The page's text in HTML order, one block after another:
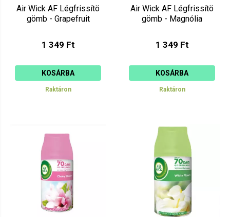
Air Wick AF Légfrissítö
gömb - Grapefruit
1 349 Ft
KOSÁRBA
Raktáron
Air Wick AF Légfrissítö
gömb - Magnólia
1 349 Ft
KOSÁRBA
Raktáron